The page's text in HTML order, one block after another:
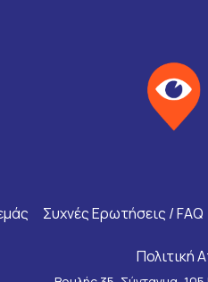
Συχνές Ερωτήσεις / FAQ
Πολιτική